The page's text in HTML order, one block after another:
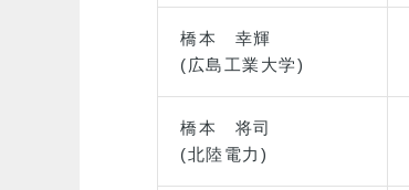
橋本 幸輝
(広島工業大学)
橋本 将司
(北陸電力)